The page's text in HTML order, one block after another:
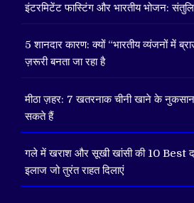
इंटरमिटेंट फास्टिंग और भारतीय भोजन:
5 शानदार कारण: क्यों “भारतीय व्यंजनों में
ज़रूरी बनता जा रहा है
मीठा ज़हर: 7 खतरनाक चीनी खाने के
सकते हैं
गले में खराश और सूखी खांसी की 10 Best
इलाज जो तुरंत राहत दिलाएं